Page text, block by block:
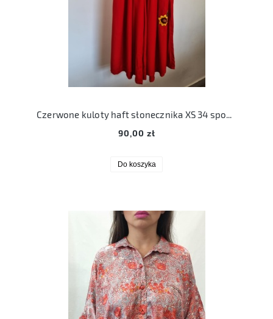
Czerwone kuloty haft słonecznika XS 34 spodnie szerokie
90,00 zł
Do koszyka